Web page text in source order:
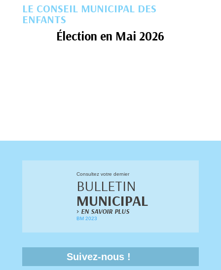
LE CONSEIL MUNICIPAL DES
ENFANTS
Élection en Mai 2026
Consultez votre dernier
BULLETIN
MUNICIPAL
> EN SAVOIR PLUS
BM 2023
Suivez-nous !